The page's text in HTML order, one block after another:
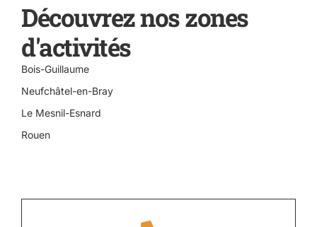
Découvrez nos zones
d'activités
Bois-Guillaume
Neufchâtel-en-Bray
Le Mesnil-Esnard
Rouen